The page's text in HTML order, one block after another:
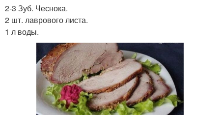
2-3 Зуб. Чеснока.
2 шт. лаврового листа.
1 л воды.